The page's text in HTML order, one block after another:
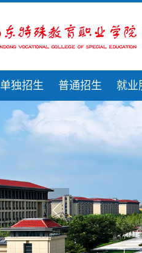
单独招生 普通招生 就业